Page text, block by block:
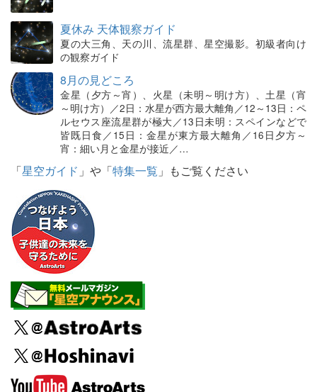
夏休み 天体観察ガイド
夏の大三角、天の川、流星群、星空撮影。初級者向け
の観察ガイド
8月の見どころ
金星（夕方～宵）、火星（未明～明け方）、土星（宵
～明け方）／2日：水星が西方最大離角／12～13日：ペ
ルセウス座流星群が極大／13日未明：スペインなどで
皆既日食／15日：金星が東方最大離角／16日夕方～
宵：細い月と金星が接近／…
「星空ガイド 」や「特集一覧 」もご覧ください